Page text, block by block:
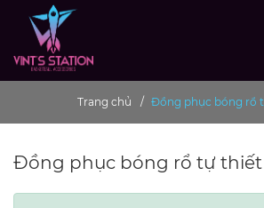
Trang chủ Đồng phục bóng rổ
Đồng phục bóng rổ tự thiết